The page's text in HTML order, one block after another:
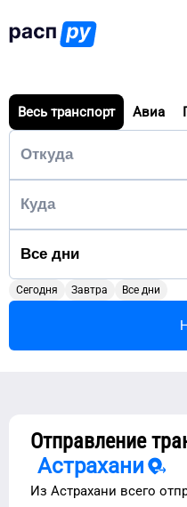
Весь транспорт Авиа
Сегодня Завтра Все дни
Отправление
Астрахани
Из Астрахани всего